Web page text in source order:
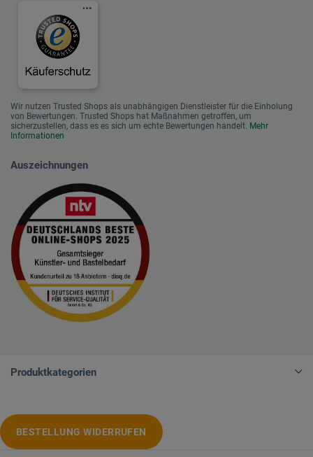
Wir nutzen Trusted Shops als unabhängigen Dienstleister für die Einholung
von Bewertungen. Trusted Shops hat Maßnahmen getroffen, um
sicherzustellen, dass es es sich um echte Bewertungen handelt. Mehr
Informationen
Auszeichnungen
Produktkategorien
BESTELLUNG WIDERRUFEN